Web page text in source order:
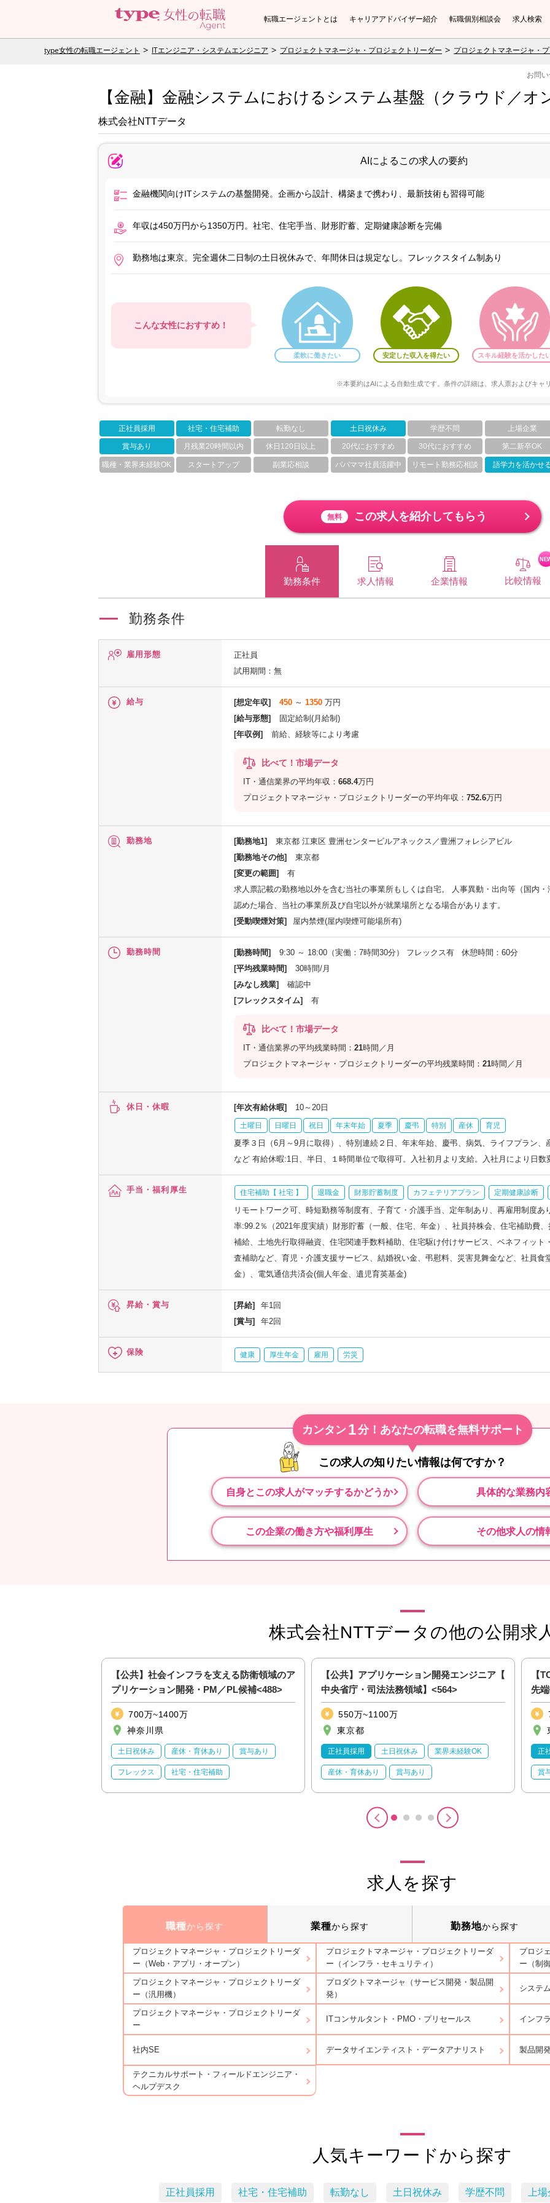
転職エージェントとは キャリアアドバイザー紹介 転職個別相談会 求人検索
type女性の転職エージェント ITエンジニア・システムエンジニア プロジェクトマネージャ・プロジェクトリーダー プロジェクトマネージャ・
お問
【金融】金融システムにおけるシステム基盤（クラウド／オ
株式会社NTTデータ
AIによるこの求人の要約
金融機関向けITシステムの基盤開発。企画から設計、構築まで携わり、最新技術も習得可能
年収は450万円から1350万円。社宅、住宅手当、財形貯蓄、定期健康診断を完備
勤務地は東京。完全週休二日制の土日祝休みで、年間休日は規定なし。フレックスタイム制あり
こんな女性におすすめ！
柔軟に働きたい 安定した収入を得たい スキル経験を活かした
※本要約はAIによる自動生成です。条件の詳細は、求人票およびキャ
正社員採用 社宅・住宅補助 転勤なし 土日祝休み 学歴不問 上場企業
賞与あり 月残業20時間以内 休日120日以上 20代におすすめ 30代におすすめ 第二新卒OK
職種・業界未経験OK スタートアップ 副業応相談 パパママ社員活躍中 リモート勤務応相談 語学力を活かせ
無料 この求人を紹介してもらう
勤務条件 求人情報 企業情報 比較情報
勤務条件
雇用形態
正社員
試用期間：無
給与 [想定年収] 450 ～ 1350 万円
[給与形態]
固定給制(月給制)
[年収例]
前給、経験等により考慮
比べて！市場データ
IT・通信業界の平均年収： 668.4万円
プロジェクトマネージャ・プロジェクトリーダーの平均年収： 752.6万円
勤務地 [勤務地1]
東京都 江東区 豊洲センタービルアネックス／豊洲フォレシアビル
[勤務地その他]
東京都
[変更の範囲]
有
求人票記載の勤務地以外を含む当社の事業所もしくは自宅。 人事異動・出向等（国内
認めた場合、当社の事業所及び自宅以外が就業場所となる場合があります。
[受動喫煙対策]
屋内禁煙(屋内喫煙可能場所有)
勤務時間 [勤務時間]
9:30 ～ 18:00（実働：7時間30分） フレックス有 休憩時間：60分
[平均残業時間]
30時間/月
[みなし残業]
確認中
[フレックスタイム]
有
比べて！市場データ
IT・通信業界の平均残業時間： 21時間／月
プロジェクトマネージャ・プロジェクトリーダーの平均残業時間： 21時間／月
休日・休暇 [年次有給休暇] 10～20日
土曜日 日曜日 祝日 年末年始 夏季 慶弔 特別 産休 育児
夏季３日（6月～9月に取得）、特別連続２日、年末年始、慶弔、病気、ライフプラン
など 有給休暇:1日、半日、１時間単位で取得可。入社初月より支給。入社月により日数
手当・福利厚生 住宅補助【 社宅 】 退職金 財形貯蓄制度 カフェテリアプラン 定期健康診断
リモートワーク可、時短勤務等制度有、子育て・介護手当、定年制あり、再雇用制度
率:99.2％（2021年度実績）財形貯蓄（一般、住宅、年金）、社員持株会、住宅補助費
補給、土地先行取得融資、住宅関連手数料補助、住宅駆け付けサービス、ベネフィッ
査補助など、育児・介護支援サービス、結婚祝い金、弔慰料、災害見舞金など、社員
金）、電気通信共済会(個人年金、遺児育英基金)
昇給・賞与 [昇給]
年1回
[賞与]
年2回
保険 健康 厚生年金 雇用 労災
カンタン 1分！あなたの転職を無料サポート
この求人の知りたい情報は何ですか？
自身とこの求人がマッチするかどうか 具体的な業務内
この企業の働き方や福利厚生 その他求人の情
株式会社NTTデータの他の公開求
【公共】社会インフラを支える防衛領域のア
プリケーション開発・PM／PL候補<488>
700万~1400万
神奈川県
土日祝休み 産休・育休あり 賞与あり
フレックス 社宅・住宅補助
【公共】アプリケーション開発エンジニア【
中央省庁・司法法務領域】<564>
550万~1100万
東京都
正社員採用 土日祝休み 業界未経験OK
産休・育休あり 賞与あり
【
先
正
賞
求人を探す
職種から探す 業種から探す 勤務地から探す
プロジェクトマネージャ・プロジェクトリーダ
ー（Web・アプリ・オープン）
プロジェクトマネージャ・プロジェクトリーダ
ー（インフラ・セキュリティ）
プロジ
ー（制
プロジェクトマネージャ・プロジェクトリーダ
ー（汎用機）
プロダクトマネージャ（サービス開発・製品開
発）
システ
プロジェクトマネージャ・プロジェクトリーダ
ー
ITコンサルタント・PMO・プリセールス インフ
社内SE データサイエンティスト・データアナリスト 製品開
テクニカルサポート・フィールドエンジニア・
ヘルプデスク
人気キーワードから探す
正社員採用 社宅・住宅補助 転勤なし 土日祝休み 学歴不問 上